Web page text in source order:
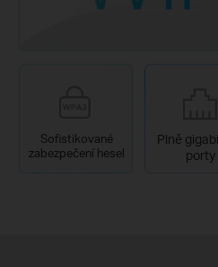
Sofistikované
zabezpečení hesel
Plně
porty